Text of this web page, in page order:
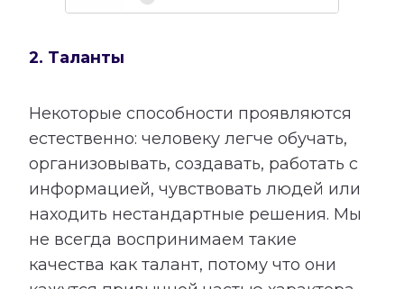
2. Таланты
Некоторые способности проявляются
естественно: человеку легче обучать,
организовывать, создавать, работать с
информацией, чувствовать людей или
находить нестандартные решения. Мы
не всегда воспринимаем такие
качества как талант, потому что они